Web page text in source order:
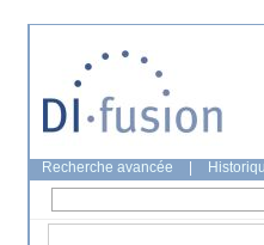
Recherche avancée